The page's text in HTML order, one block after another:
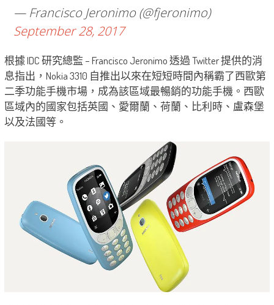
— Francisco Jeronimo (@fjeronimo)
September 28, 2017
根據 IDC 研究總監 – Francisco Jeronimo 透過 Twitter 提供的消
息指出，Nokia 3310 自推出以來在短短時間內稱霸了西歐第
二季功能手機市場，成為該區域最暢銷的功能手機。西歐
區域內的國家包括英國、愛爾蘭、荷蘭、比利時、盧森堡
以及法國等。